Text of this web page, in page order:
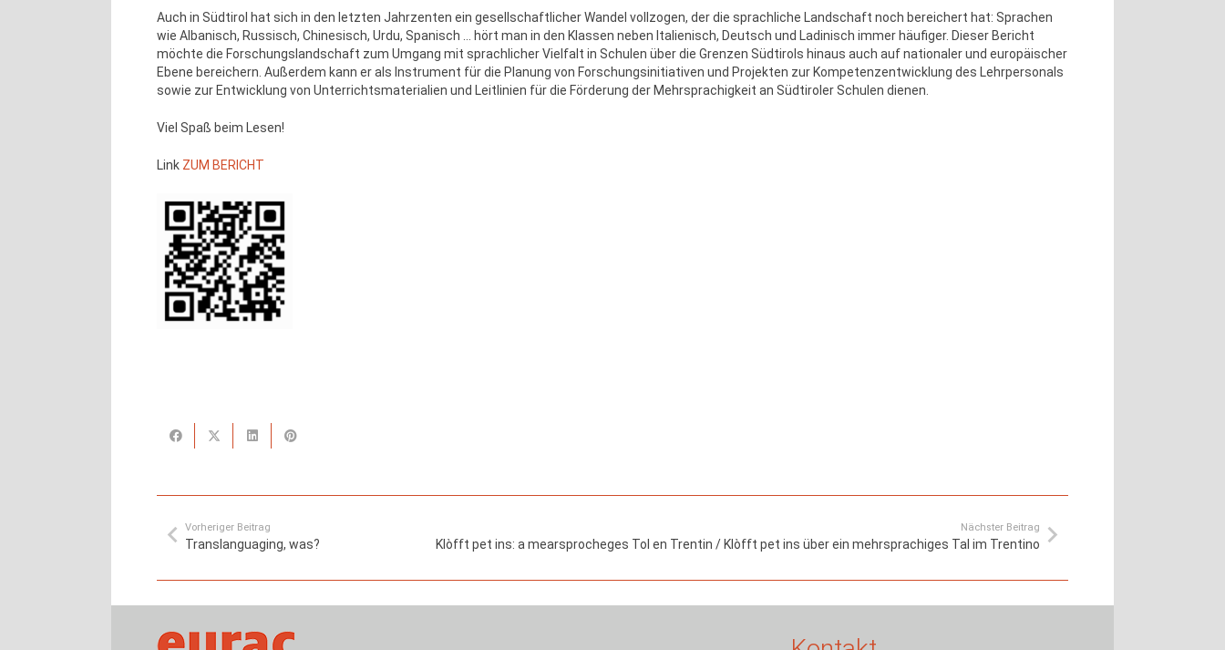
Auch in Südtirol hat sich in den letzten Jahrzenten ein gesellschaftlicher Wandel vollzogen, der die sprachliche Landschaft noch bereichert hat: Sprachen
wie Albanisch, Russisch, Chinesisch, Urdu, Spanisch … hört man in den Klassen neben Italienisch, Deutsch und Ladinisch immer häufiger. Dieser Bericht
möchte die Forschungslandschaft zum Umgang mit sprachlicher Vielfalt in Schulen über die Grenzen Südtirols hinaus auch auf nationaler und europäischer
Ebene bereichern. Außerdem kann er als Instrument für die Planung von Forschungsinitiativen und Projekten zur Kompetenzentwicklung des Lehrpersonals
sowie zur Entwicklung von Unterrichtsmaterialien und Leitlinien für die Förderung der Mehrsprachigkeit an Südtiroler Schulen dienen.
Viel Spaß beim Lesen!
Link ZUM BERICHT
Vorheriger Beitrag
Translanguaging, was?
Nächster Beitrag
Klòfft pet ins: a mearsprocheges Tol en Trentin / Klòfft pet ins über ein mehrsprachiges Tal im Trentino